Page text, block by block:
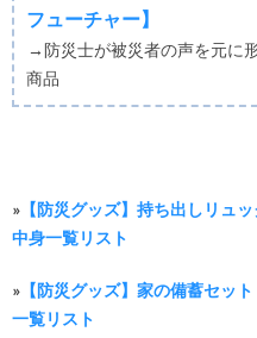
フューチャー】
→防災士が被災者の声を元に
商品
» 【防災グッズ】持ち出しリュ
中身一覧リスト
» 【防災グッズ】家の備蓄セッ
一覧リスト